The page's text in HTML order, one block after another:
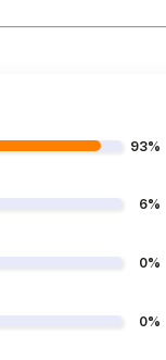
93%
6%
0%
0%